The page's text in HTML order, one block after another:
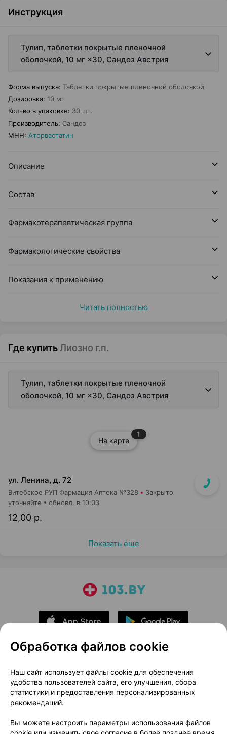
Инструкция
Тулип, таблетки покрытые пленочной
оболочкой, 10 мг ×30, Сандоз Австрия
Форма выпуска: Таблетки покрытые пленочной оболочкой
Дозировка: 10 мг
Кол-во в упаковке: 30 шт.
Производитель: Сандоз
МНН: Аторвастатин
Описание
Состав
Фармакотерапевтическая группа
Фармакологические свойства
Показания к применению
Читать полностью
Где купитьЛиозно г.п.
Тулип, таблетки покрытые пленочной
оболочкой, 10 мг ×30, Сандоз Австрия
На карте
1
ул. Ленина, д. 72
Витебское РУП Фармация Аптека №328 Закрыто
12,00 р.
уточняйте обновл. в 10:03
Показать еще
О проекте
Новости проекта
Размещение рекламы
Медицинский маркетинг
Публичный договор
Доставка
Способы оплаты
Вакансии Партнеры
Обработка файлов cookie
Наш сайт использует файлы cookie для обеспечения
удобства пользователей сайта, его улучшения, сбора
статистики и предоставления персонализированных
рекомендаций.
Вы можете настроить параметры использования файлов